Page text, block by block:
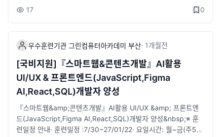
정하고 있습니다.&nbsp;-스마트폰·태블릿·스마트기기 등 다양한
디바이스 환경을 전제로, 사용자경험(UX) 전략 수립 → 정보구조(I
자인 실무 역량을 교육합니다.​​■ 전화문의 : 051-912-1000■ 카
카오채널채팅 : http://pf.kakao.com/_xafjuG/chat■ 접수 : 바
로가기​
0~18:00· 모집정원: 30명&nbsp;※​ 지원자격· 국민내일배움 카드
1유형, 2유형(특정계층) 훈련비 전액 지원· ​훈련장려금 지급 : 월
최대 40만원 지급· ​구직촉진수당 : 국취1유형-월 최대 60만원 (가
족수당 최대 40만원)· ​1:1 취업지원 서비스 제공 (진로상담·자소
서/이력서 첨삭·취업세미나·참여 기업 취업 연계 등)· 훈련생 무료
보험가입(재해보험)&nbsp;&nbsp;※​​ 과정안내· ​ 금융서비스를 이
해하고 생성형 AI를 활용하여 금융상품 판매사이트 개발을 할 수
있는 풀스텍 개발 인재 양성​· ​ 선도기업 수요 및 직무분석에 기반한
실무형 커리큘럼· ​ 선도기업 실제 문제해결형 프로젝트 진행· ​ 금융
기관에 특화된 금융지식 &nbsp;교육 및 현직 실무자로 강사진 구
17 0
우수훈련기관 그린컴퓨터아카데미 부산· 1개월전
[국비지원]『스마트웹&콘텐츠개발』AI활용
UI/UX & 프론트엔드(JavaScript,Figma
AI,React,SQL)개발자 양성
『스마트웹&amp;콘텐츠개발』AI활용 UI/UX &amp; 프론트엔
드(JavaScript,Figma AI,React,SQL)개발자 양성&nbsp;※ 훈
련일정 안내​· ​훈련일정 :7/30~27/01/22· 요일시간: 월~금(주5